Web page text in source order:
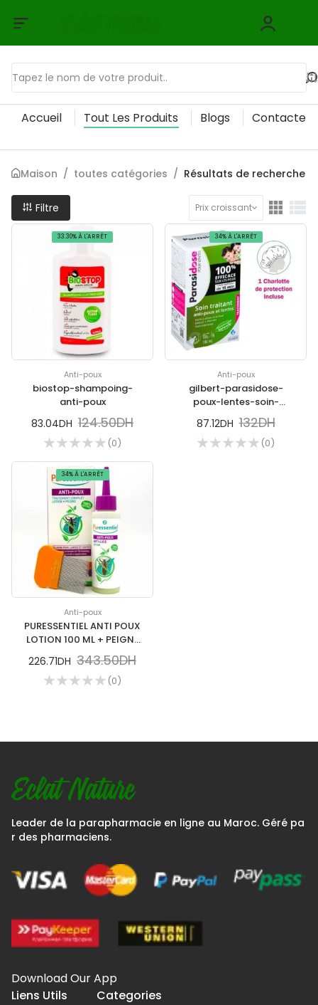
Accueil Tout Les Produits Blogs
Maison / toutes catégories / Résultats de recherche
Filtre Prix croissant
33.30% À L'ARRÊT
Anti-poux
biostop-shampoing-
anti-poux
83.04DH 124.50DH
(0)
34% À L'ARRÊT
Anti-poux
gilbert-parasidose-
poux-lentes-soin-
traitant-100-ml
87.12DH 132DH
(0)
34% À L'ARRÊT
Anti-poux
PURESSENTIEL ANTI POUX
LOTION 100 ML + PEIGNE
Back to home
226.71DH 343.50DH
(0)
Leader de la parapharmacie en ligne au Maroc. Géré pa
r des pharmaciens.
Download Our App
Liens Utils
Categories